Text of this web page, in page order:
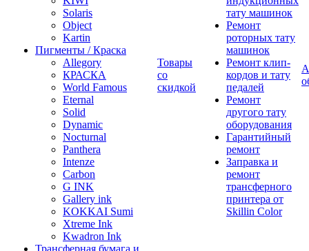
Solaris
Object
Kartin
Пигменты / Краска
Allegory
КРАСКА
World Famous
Eternal
Solid
Dynamic
Nocturnal
Panthera
Intenze
Carbon
G INK
Gallery ink
KOKKAI Sumi
Xtreme Ink
Kwadron Ink
Трансферная бумага и
Товары
со
скидкой
тату машинок
Ремонт
роторных тату
машинок
Ремонт клип-
кордов и тату
педалей
Ремонт
другого тату
оборудования
Гарантийный
ремонт
Заправка и
ремонт
трансферного
принтера от
Skillin Color